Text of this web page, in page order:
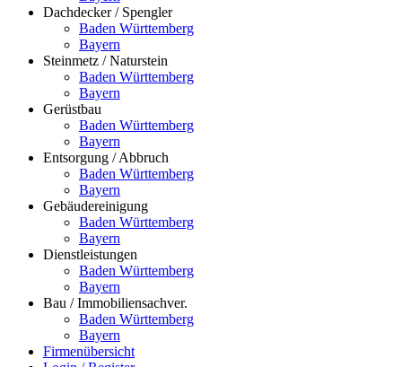
Dachdecker / Spengler
Baden Württemberg
Bayern
Steinmetz / Naturstein
Baden Württemberg
Bayern
Gerüstbau
Baden Württemberg
Bayern
Entsorgung / Abbruch
Baden Württemberg
Bayern
Gebäudereinigung
Baden Württemberg
Bayern
Dienstleistungen
Baden Württemberg
Bayern
Bau / Immobiliensachver.
Baden Württemberg
Bayern
Firmenübersicht